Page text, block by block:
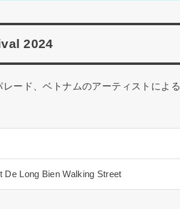
2024
ード、ベトナムのアーティストによる
De Long Bien Walking Street